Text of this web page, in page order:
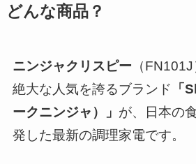
どんな商品？
ニンジャクリスピー （
絶大な人気を誇るブランド 「
ークニンジャ）」 が、日本の
発した最新の調理家電です。